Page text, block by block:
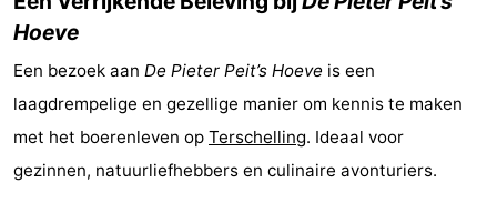
centra
Natuur
Sporten
-
Hoeve
Een bezoek aan De Pieter Peit’s Hoeve is een
laagdrempelige en gezellige manier om kennis te maken
met het boerenleven op Terschelling. Ideaal voor
gezinnen, natuurliefhebbers en culinaire avonturiers.